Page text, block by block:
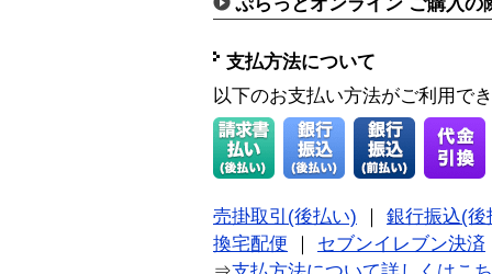
ぷらっとオンライン ご購入の
支払方法について
以下のお支払い方法がご利用で
売掛取引(後払い)
銀行振込(後
換宅配便
セブンイレブン決済